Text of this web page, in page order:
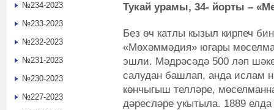
Тукай урамы, 34- йорты –
Без өч катлы кызыл кирпеч
«Мөхәммәдия» югары
эшли. Мәдрәсәдә 500 ләп
салудан башлап, анда ислам
көнчыгыш телләре,
дәресләре укытыла. 1889
№234-2023
№233-2023
№232-2023
№231-2023
№230-2023
№227-2023